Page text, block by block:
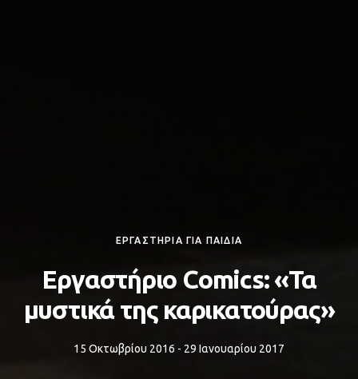
ΕΡΓΑΣΤΗΡΙΑ ΓΙΑ ΠΑΙΔΙΑ
Εργαστήριο Comics: «Τα
μυστικά της καρικατούρας»
15 Οκτωβρίου 2016 - 29 Ιανουαρίου 2017